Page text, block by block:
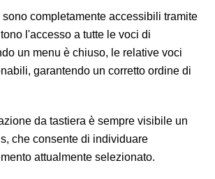
sono completamente accessibili tramite
l'accesso a tutte le voci di
un menu è chiuso, le relative voci
garantendo un corretto ordine di
da tastiera è sempre visibile un
che consente di individuare
attualmente selezionato.